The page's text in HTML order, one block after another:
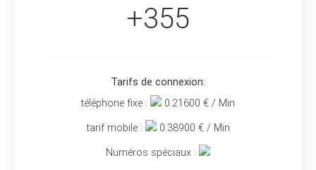
+355
Tarifs de connexion:
téléphone fixe :
0.21600 € / Min
tarif mobile : 0.38900 € / Min
Numéros spéciaux :